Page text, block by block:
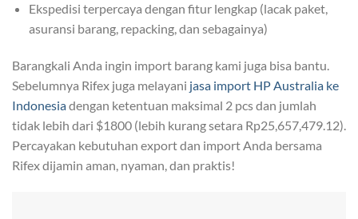
Ekspedisi terpercaya dengan fitur lengkap (lacak paket,
asuransi barang, repacking, dan sebagainya)
Barangkali Anda ingin import barang kami juga bisa bantu.
Sebelumnya Rifex juga melayani jasa import HP Australia ke
Indonesiadengan ketentuan maksimal 2 pcs dan jumlah
tidak lebih dari $1800 (lebih kurang setara Rp25,657,479.12).
Percayakan kebutuhan export dan import Anda bersama
Rifex dijamin aman, nyaman, dan praktis!